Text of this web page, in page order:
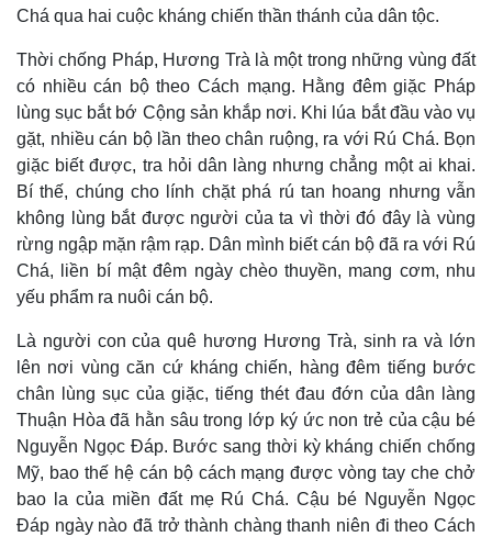
Thế giới
Quan sát
Cuộc sống đó đây
Hồ sơ
Multimedia
Video
Ảnh
E-Magazine
Chá qua hai cuộc kháng chiến thần thánh của dân tộc.
Thời chống Pháp, Hương Trà là một trong những vùng đất
có nhiều cán bộ theo Cách mạng. Hằng đêm giặc Pháp
lùng sục bắt bớ Cộng sản khắp nơi. Khi lúa bắt đầu vào vụ
gặt, nhiều cán bộ lần theo chân ruộng, ra với Rú Chá. Bọn
giặc biết được, tra hỏi dân làng nhưng chẳng một ai khai.
Bí thế, chúng cho lính chặt phá rú tan hoang nhưng vẫn
không lùng bắt được người của ta vì thời đó đây là vùng
rừng ngập mặn rậm rạp. Dân mình biết cán bộ đã ra với Rú
Chá, liền bí mật đêm ngày chèo thuyền, mang cơm, nhu
yếu phẩm ra nuôi cán bộ.
Là người con của quê hương Hương Trà, sinh ra và lớn
lên nơi vùng căn cứ kháng chiến, hàng đêm tiếng bước
chân lùng sục của giặc, tiếng thét đau đớn của dân làng
Thuận Hòa đã hằn sâu trong lớp ký ức non trẻ của cậu bé
Nguyễn Ngọc Đáp. Bước sang thời kỳ kháng chiến chống
Mỹ, bao thế hệ cán bộ cách mạng được vòng tay che chở
bao la của miền đất mẹ Rú Chá. Cậu bé Nguyễn Ngọc
Đáp ngày nào đã trở thành chàng thanh niên đi theo Cách